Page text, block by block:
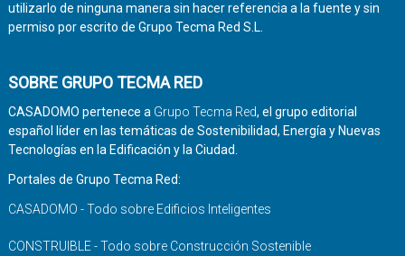
utilizarlo de ninguna manera sin hacer referencia a la fuente y sin
permiso por escrito de Grupo Tecma Red S.L.
SOBRE GRUPO TECMA RED
CASADOMO pertenece a Grupo Tecma Red, el grupo editorial
español líder en las temáticas de Sostenibilidad, Energía y Nuevas
Tecnologías en la Edificación y la Ciudad.
Portales de Grupo Tecma Red:
CASADOMO - Todo sobre Edificios Inteligentes
CONSTRUIBLE - Todo sobre Construcción Sostenible